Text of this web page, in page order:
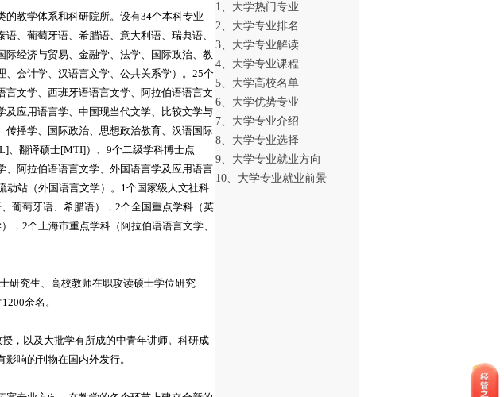
教学体系和科研院所。设有34个本科专业
、葡萄牙语、希腊语、意大利语、瑞典语、
经济与贸易、金融学、法学、国际政治、教
会计学、汉语言文学、公共关系学）。25个
文学、西班牙语语言文学、阿拉伯语语言文
应用语言学、中国现当代文学、比较文学与
播学、国际政治、思想政治教育、汉语国际
、翻译硕士[MTI]）、9个二级学科博士点
、阿拉伯语语言文学、外国语言学及应用语言
动站（外国语言文学）。1个国家级人文社科
葡萄牙语、希腊语），2个全国重点学科（英
，2个上海市重点学科（阿拉伯语语言文学、
研究生、高校教师在职攻读硕士学位研究
余名。
，以及大批学有所成的中青年讲师。科研成
响的刊物在国内外发行。
1、大学热门专业
2、大学专业排名
3、大学专业解读
4、大学专业课程
5、大学高校名单
6、大学优势专业
7、大学专业介绍
8、大学专业选择
9、大学专业就业方向
10、大学专业就业前景